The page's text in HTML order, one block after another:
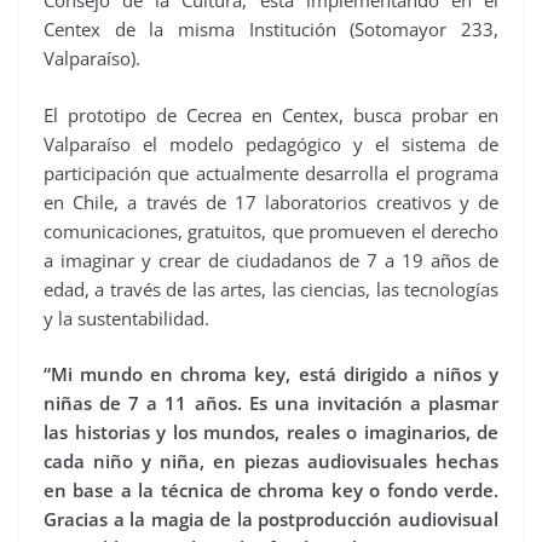
Centex de la misma Institución (Sotomayor 233,
Valparaíso).
El prototipo de Cecrea en Centex, busca probar en
Valparaíso el modelo pedagógico y el sistema de
participación que actualmente desarrolla el programa
en Chile, a través de 17 laboratorios creativos y de
comunicaciones, gratuitos, que promueven el derecho
a imaginar y crear de ciudadanos de 7 a 19 años de
edad, a través de las artes, las ciencias, las tecnologías
y la sustentabilidad.
“Mi mundo en chroma key, está dirigido a niños y
niñas de 7 a 11 años. Es una invitación a plasmar
las historias y los mundos, reales o imaginarios, de
cada niño y niña, en piezas audiovisuales hechas
en base a la técnica de chroma key o fondo verde.
Gracias a la magia de la postproducción audiovisual